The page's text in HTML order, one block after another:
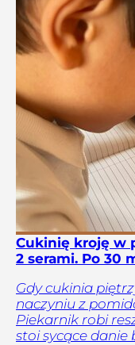
Cukinię kroję w
2 serami. Po 30
Gdy cukinia
naczyniu z
Piekarnik robi
stoi sycące danie